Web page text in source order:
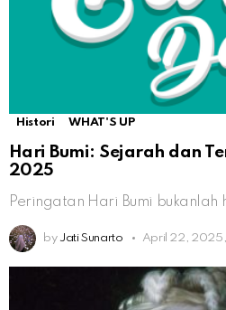
Histori WHAT'S UP
Hari Bumi: Sejarah dan
2025
Peringatan Hari Bumi bukanlah
by Jati Sunarto April 22,